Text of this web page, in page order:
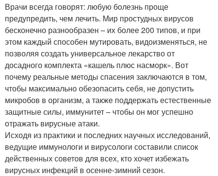
Врачи всегда говорят: любую болезнь проще
предупредить, чем лечить. Мир простудных вирусов
бесконечно разнообразен – их более 200 типов, и при
этом каждый способен мутировать, видоизменяться, не
позволяя создать универсальное лекарство от
досадного комплекта «кашель плюс насморк». Вот
почему реальные методы спасения заключаются в том,
чтобы максимально обезопасить себя, не допустить
микробов в организм, а также поддержать естественные
защитные силы, иммунитет – чтобы он мог успешно
отражать вирусные атаки.
Исходя из практики и последних научных исследований,
ведущие иммунологи и вирусологи составили список
действенных советов для всех, кто хочет избежать
вирусных инфекций в осенне-зимний сезон.